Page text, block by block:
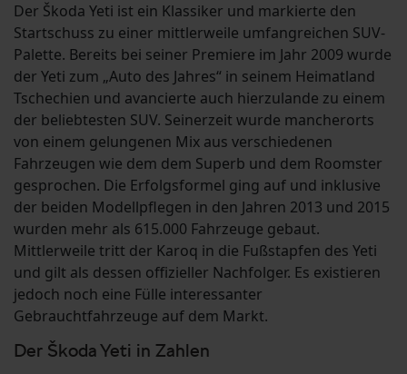
Der Škoda Yeti ist ein Klassiker und markierte den
Startschuss zu einer mittlerweile umfangreichen SUV-
Palette. Bereits bei seiner Premiere im Jahr 2009 wurde
der Yeti zum „Auto des Jahres“ in seinem Heimatland
Tschechien und avancierte auch hierzulande zu einem
der beliebtesten SUV. Seinerzeit wurde mancherorts
von einem gelungenen Mix aus verschiedenen
Fahrzeugen wie dem dem Superb und dem Roomster
gesprochen. Die Erfolgsformel ging auf und inklusive
der beiden Modellpflegen in den Jahren 2013 und 2015
wurden mehr als 615.000 Fahrzeuge gebaut.
Mittlerweile tritt der Karoq in die Fußstapfen des Yeti
und gilt als dessen offizieller Nachfolger. Es existieren
jedoch noch eine Fülle interessanter
Gebrauchtfahrzeuge auf dem Markt.
Der Škoda Yeti in Zahlen